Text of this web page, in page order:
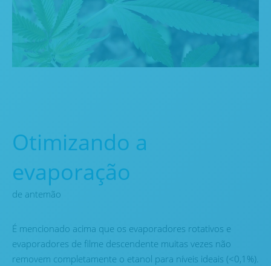
Otimizando a
evaporação
de antemão
É mencionado acima que os evaporadores rotativos e
evaporadores de filme descendente muitas vezes não
removem completamente o etanol para níveis ideais (<0,1%).